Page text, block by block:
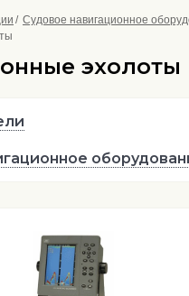
Судовое навигационное
эхолоты